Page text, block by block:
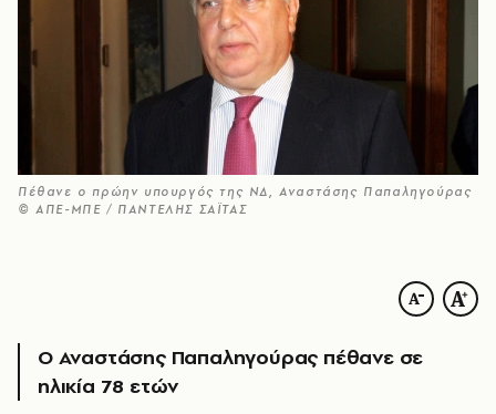
Πέθανε ο πρώην υπουργός της ΝΔ, Αναστάσης Παπαληγούρας
© ΑΠΕ-ΜΠΕ / ΠΑΝΤΕΛΗΣ ΣΑΪΤΑΣ
Ο Αναστάσης Παπαληγούρας πέθανε σε
ηλικία 78 ετών